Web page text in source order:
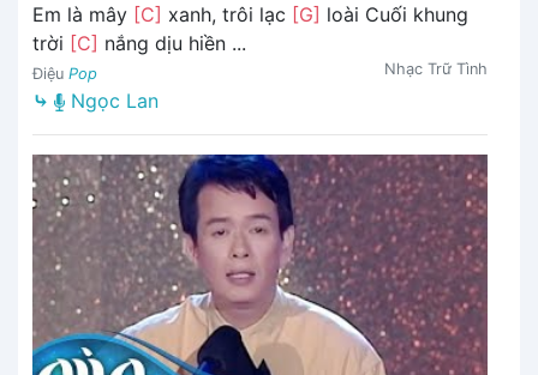
Em là mây [C] xanh, trôi lạc [G] loài Cuối khung
trời [C] nắng dịu hiền ...
Điệu Pop Nhạc Trữ Tình
⤷ Ngọc Lan